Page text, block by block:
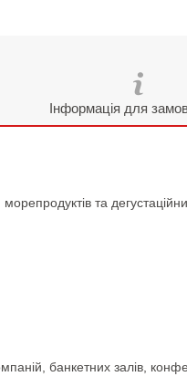
Інформація для
та
банкетних залів,